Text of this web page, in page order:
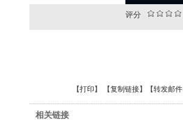
评分
【打印 】 【复制链接】【转发邮件
相关链接